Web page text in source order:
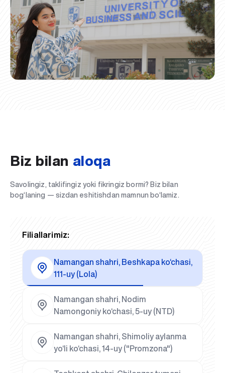
Biz bilan aloqa
Savolingiz, taklifingiz yoki fikringiz bormi? Biz bilan
bog‘laning — sizdan eshitishdan mamnun bo‘lamiz.
Filiallarimiz:
Namangan shahri, Beshkapa ko‘chasi,
111-uy (Lola)
Namangan shahri, Nodim
Namongoniy ko‘chasi, 5-uy (NTD)
Namangan shahri, Shimoliy aylanma
yo‘li ko‘chasi, 14-uy ("Promzona")